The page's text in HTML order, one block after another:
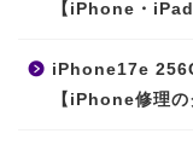
【iPhone・
iPhone17e
【iPhone修理の